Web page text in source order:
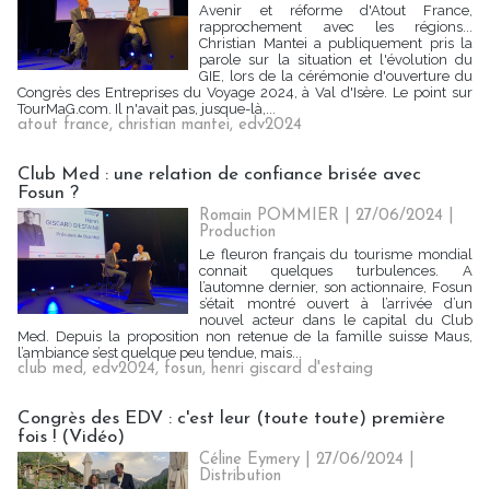
Avenir et réforme d'Atout France,
rapprochement avec les régions...
Christian Mantei a publiquement pris la
parole sur la situation et l'évolution du
GIE, lors de la cérémonie d'ouverture du
Congrès des Entreprises du Voyage 2024, à Val d'Isère. Le point sur
TourMaG.com. Il n'avait pas, jusque-là,...
atout france, christian mantei, edv2024
Club Med : une relation de confiance brisée avec
Fosun ?
Romain POMMIER | 27/06/2024
Production
Le fleuron français du tourisme mondial
connait quelques turbulences. A
l’automne dernier, son actionnaire, Fosun
s’était montré ouvert à l’arrivée d’un
nouvel acteur dans le capital du Club
Med. Depuis la proposition non retenue de la famille suisse Maus,
l’ambiance s’est quelque peu tendue, mais...
club med, edv2024, fosun, henri giscard d'estaing
Congrès des EDV : c'est leur (toute toute) première
fois ! (Vidéo)
Céline Eymery | 27/06/2024
Distribution